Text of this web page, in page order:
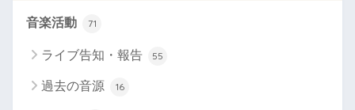
音楽活動 71
ライブ告知・報告 55
過去の音源 16